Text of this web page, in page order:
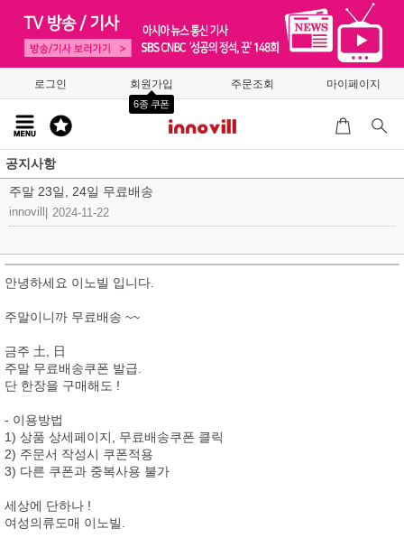
로그인 회원가입
6종 쿠폰
주문조회 마이페이지
공지사항
주말 23일, 24일 무료배송
innovill 2024-11-22
안녕하세요 이노빌 입니다.
주말이니까 무료배송 ~~
금주 土, 日
주말 무료배송쿠폰 발급.
단 한장을 구매해도 !
- 이용방법
1) 상품 상세페이지, 무료배송쿠폰 클릭
2) 주문서 작성시 쿠폰적용
3) 다른 쿠폰과 중복사용 불가
세상에 단하나 !
여성의류도매 이노빌.